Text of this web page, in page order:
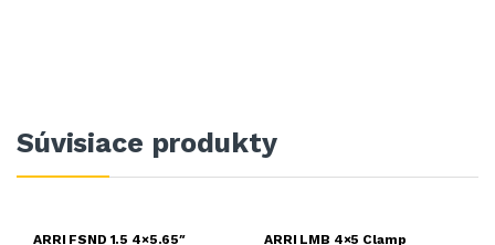
Súvisiace produkty
ARRI FSND 1.5 4×5.65″
ARRI LMB 4×5 Clamp